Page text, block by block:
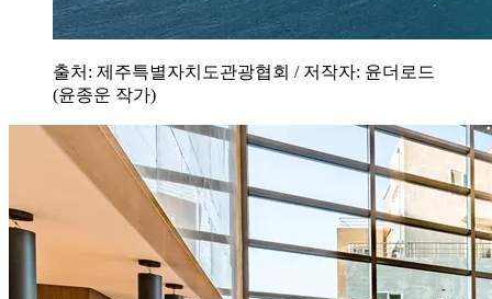
출처: 제주특별자치도관광협회 / 저작자: 윤더로드
(윤종운 작가)